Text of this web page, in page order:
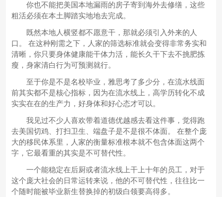
你也不能把美国本地漏雨的房子寄到海外去修缮，这些
粗活必须在本土脚踏实地地去完成。
既然本地人横竖都不愿意干，那就必须引入外来的人
口。 在这种刚需之下，人家的筛选标准就会变得非常务实和
清晰，你只要身体健康能干体力活，能长久干下去不挑肥拣
瘦，身家清白行为可预测就行。
至于你是不是名校毕业，雅思考了多少分，在流水线面
前其实都不是核心指标，因为在流水线上，高学历转化不成
实实在在的生产力，好身体和好心态才可以。
我见过不少人喜欢带着道德优越感去看这件事，觉得跑
去美国切鸡、打扫卫生、端盘子是不是很不体面。 在整个庞
大的移民体系里，人家的衡量标准根本就不包含体面这两个
字，它最看重的其实是不可替代性。
一个能稳定在后厨或者流水线上干上十年的员工，对于
这个庞大社会的日常运转来说，他的不可替代性，往往比一
个随时能被毕业新生替换掉的初级白领要高得多。